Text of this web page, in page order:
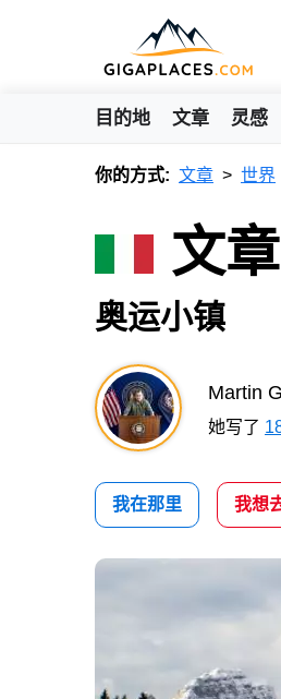
目的地 文章 灵感
你的方式: 文章 世界
文
奥运小镇
Martin
她写了
我在那里 我想